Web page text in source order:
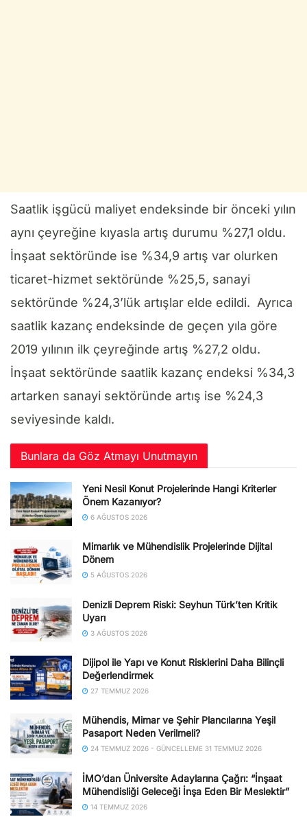
Saatlik işgücü maliyet endeksinde bir önceki yılın
aynı çeyreğine kıyasla artış durumu %27,1 oldu.
İnşaat sektöründe ise %34,9 artış var olurken
ticaret-hizmet sektöründe %25,5, sanayi
sektöründe %24,3’lük artışlar elde edildi. Ayrıca
saatlik kazanç endeksinde de geçen yıla göre
2019 yılının ilk çeyreğinde artış %27,2 oldu.
İnşaat sektöründe saatlik kazanç endeksi %34,3
artarken sanayi sektöründe artış ise %24,3
seviyesinde kaldı.
Bunlara da Göz Atmayı Unutmayın
Yeni Nesil Konut Projelerinde Hangi Kriterler
Önem Kazanıyor?
6 AĞUSTOS 2026
Mimarlık ve Mühendislik Projelerinde Dijital
Dönem
5 AĞUSTOS 2026
Denizli Deprem Riski: Seyhun Türk’ten Kritik
Uyarı
3 AĞUSTOS 2026
Dijipol ile Yapı ve Konut Risklerini Daha Bilinçli
Değerlendirmek
27 TEMMUZ 2026
Mühendis, Mimar ve Şehir Plancılarına Yeşil
Pasaport Neden Verilmeli?
24 TEMMUZ 2026 - GÜNCELLEME 31 TEMMUZ 2026
İMO’dan Üniversite Adaylarına Çağrı: “İnşaat
Mühendisliği Geleceği İnşa Eden Bir Meslektir”
14 TEMMUZ 2026